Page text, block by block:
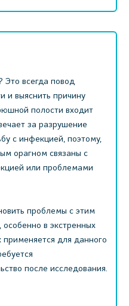
Это всегда повод
и выяснить причину
полости входит
за разрушение
с инфекцией, поэтому,
орагном связаны с
или проблемами
проблемы с этим
в экстренных
применяется для данного
после исследования.